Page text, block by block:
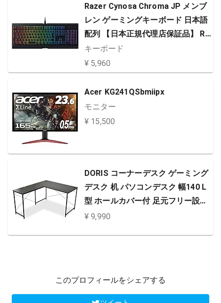
Razer Cynosa Chroma JP メンブ
レン ゲーミングキーボード 日本語
配列 【日本正規代理店保証品】 RZ
03-02262300-R3J1
キーボード
¥ 5,960
Acer KG241QSbmiipx
モニター
¥ 15,500
DORIS コーナーデスク ゲーミング
デスク 机 パソコンデスク 幅140 L
型 ホールカバー付 足元フリー設計
ブラック プライム【13357】
¥ 9,990
このプロフィールをシェアする